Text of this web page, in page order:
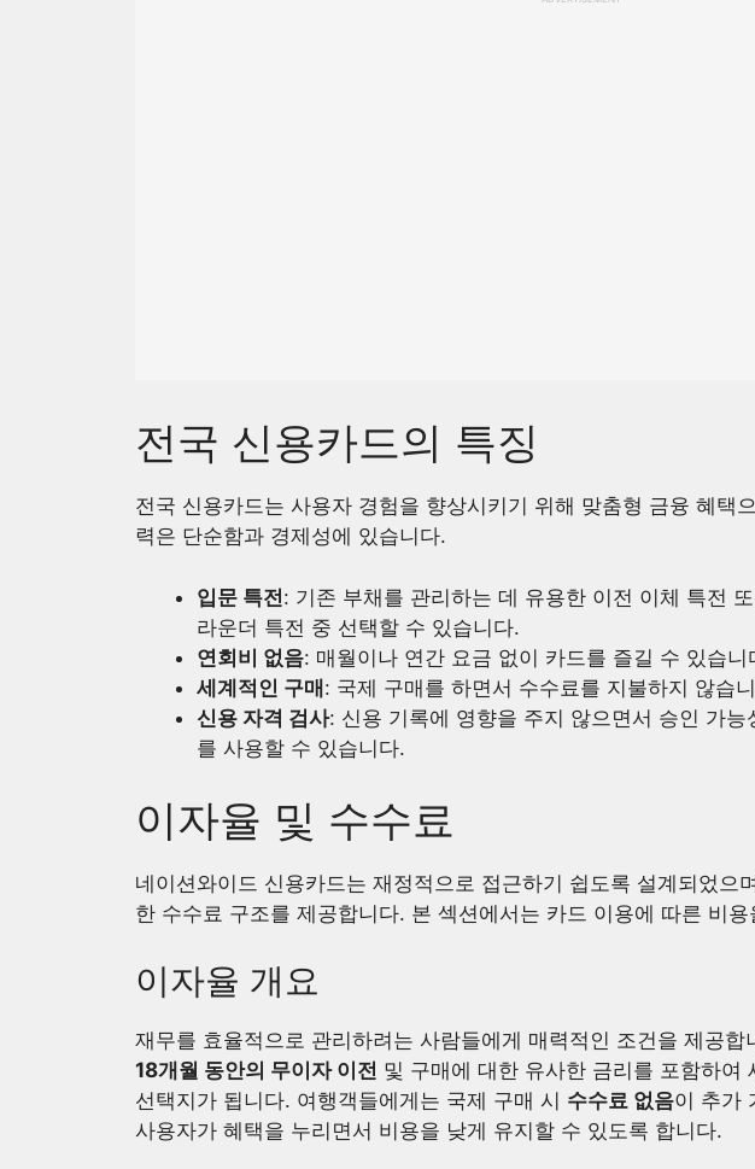
전국 신용카드의 특징
전국 신용카드는 사용자 경험을 향상시키기 위해 맞춤형 금융 혜택
력은 단순함과 경제성에 있습니다.
입문 특전: 기존 부채를 관리하는 데 유용한 이전 이체 특전
라운더 특전 중 선택할 수 있습니다.
연회비 없음: 매월이나 연간 요금 없이 카드를 즐길 수 있습니
세계적인 구매: 국제 구매를 하면서 수수료를 지불하지 않습
신용 자격 검사: 신용 기록에 영향을 주지 않으면서 승인 가능
를 사용할 수 있습니다.
이자율 및 수수료
네이션와이드 신용카드는 재정적으로 접근하기 쉽도록 설계되었으
한 수수료 구조를 제공합니다. 본 섹션에서는 카드 이용에 따른 비
이자율 개요
재무를 효율적으로 관리하려는 사람들에게 매력적인 조건을 제공합
18개월 동안의 무이자 이전 및 구매에 대한 유사한 금리를 포함하여
선택지가 됩니다. 여행객들에게는 국제 구매 시 수수료 없음이 추가
사용자가 혜택을 누리면서 비용을 낮게 유지할 수 있도록 합니다.